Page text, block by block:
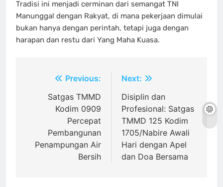
Tradisi ini menjadi cerminan dari semangat TNI
Manunggal dengan Rakyat, di mana pekerjaan dimulai
bukan hanya dengan perintah, tetapi juga dengan
harapan dan restu dari Yang Maha Kuasa.
NavigasiPrevious:
Satgas TMMD
Kodim 0909
Percepat
Pembangunan
Penampungan Air
Bersih
Next:
Disiplin dan
Profesional: Satgas
TMMD 125 Kodim
1705/Nabire Awali
Hari dengan Apel
dan Doa Bersama